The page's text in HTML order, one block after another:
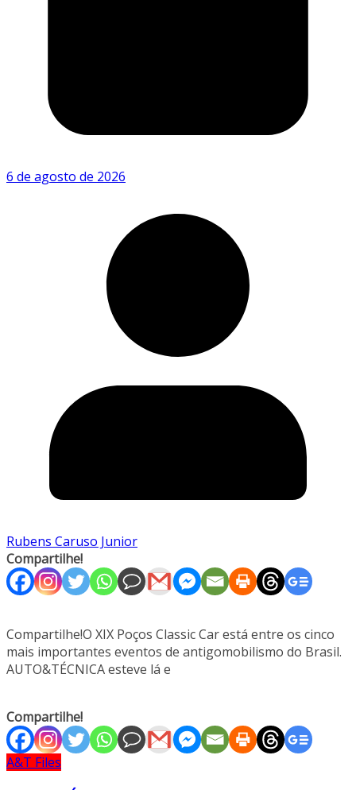
6 de agosto de 2026
Rubens Caruso Junior
Compartilhe!
Compartilhe!O XIX Poços Classic Car está entre os cinco
mais importantes eventos de antigomobilismo do Brasil.
AUTO&TÉCNICA esteve lá e
Compartilhe!
A&T Files